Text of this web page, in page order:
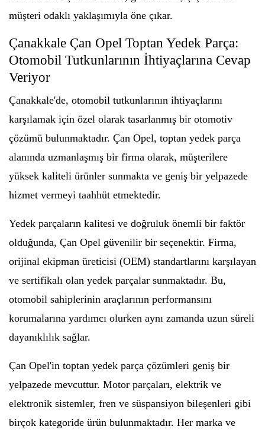
müşteri odaklı yaklaşımıyla öne çıkar.
Çanakkale Çan Opel Toptan Yedek Parça:
Otomobil Tutkunlarının İhtiyaçlarına Cevap
Veriyor
Çanakkale'de, otomobil tutkunlarının ihtiyaçlarını
karşılamak için özel olarak tasarlanmış bir otomotiv
çözümü bulunmaktadır. Çan Opel, toptan yedek parça
alanında uzmanlaşmış bir firma olarak, müşterilere
yüksek kaliteli ürünler sunmakta ve geniş bir yelpazede
hizmet vermeyi taahhüt etmektedir.
Yedek parçaların kalitesi ve doğruluk önemli bir faktör
olduğunda, Çan Opel güvenilir bir seçenektir. Firma,
orijinal ekipman üreticisi (OEM) standartlarını karşılayan
ve sertifikalı olan yedek parçalar sunmaktadır. Bu,
otomobil sahiplerinin araçlarının performansını
korumalarına yardımcı olurken aynı zamanda uzun süreli
dayanıklılık sağlar.
Çan Opel'in toptan yedek parça çözümleri geniş bir
yelpazede mevcuttur. Motor parçaları, elektrik ve
elektronik sistemler, fren ve süspansiyon bileşenleri gibi
birçok kategoride ürün bulunmaktadır. Her marka ve